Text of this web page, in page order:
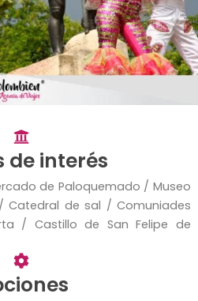
de interés
de Paloquemado / Museo
Catedral de sal / Comuniades
/ Castillo de San Felipe de